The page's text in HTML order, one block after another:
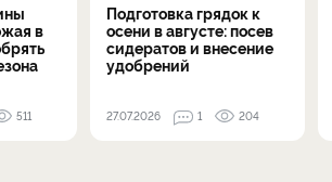
в
511
Подготовка грядок к
осени в августе: посев
сидератов и внесение
удобрений
27.07.2026 1 204